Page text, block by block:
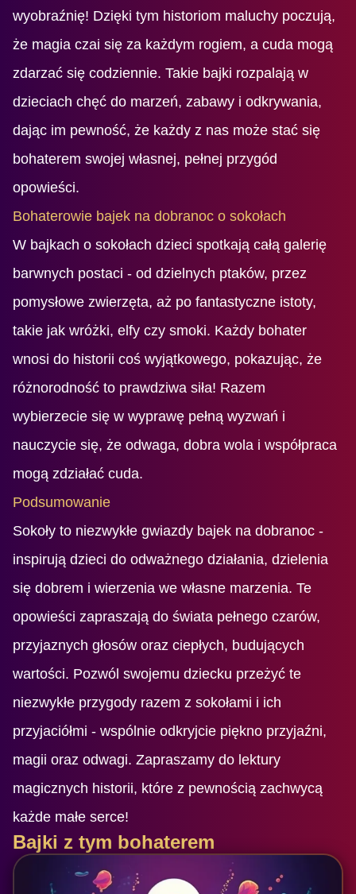
wyobraźnię! Dzięki tym historiom maluchy poczują,
że magia czai się za każdym rogiem, a cuda mogą
zdarzać się codziennie. Takie bajki rozpalają w
dzieciach chęć do marzeń, zabawy i odkrywania,
dając im pewność, że każdy z nas może stać się
bohaterem swojej własnej, pełnej przygód
opowieści.
Bohaterowie bajek na dobranoc o sokołach
W bajkach o sokołach dzieci spotkają całą galerię
barwnych postaci - od dzielnych ptaków, przez
pomysłowe zwierzęta, aż po fantastyczne istoty,
takie jak wróżki, elfy czy smoki. Każdy bohater
wnosi do historii coś wyjątkowego, pokazując, że
różnorodność to prawdziwa siła! Razem
wybierzecie się w wyprawę pełną wyzwań i
nauczycie się, że odwaga, dobra wola i współpraca
mogą zdziałać cuda.
Podsumowanie
Sokoły to niezwykłe gwiazdy bajek na dobranoc -
inspirują dzieci do odważnego działania, dzielenia
się dobrem i wierzenia we własne marzenia. Te
opowieści zapraszają do świata pełnego czarów,
przyjaznych głosów oraz ciepłych, budujących
wartości. Pozwól swojemu dziecku przeżyć te
niezwykłe przygody razem z sokołami i ich
przyjaciółmi - wspólnie odkryjcie piękno przyjaźni,
magii oraz odwagi. Zapraszamy do lektury
magicznych historii, które z pewnością zachwycą
każde małe serce!
Bajki z tym bohaterem